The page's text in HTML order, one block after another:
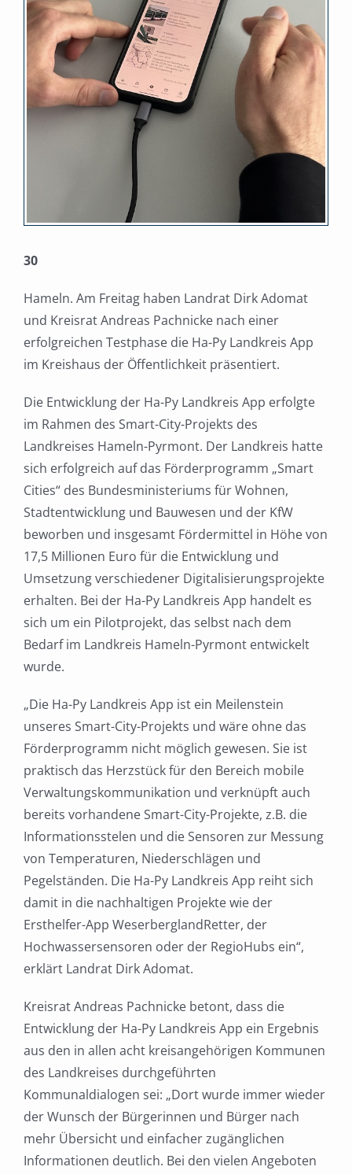
30
Hameln. Am Freitag haben Landrat Dirk Adomat
und Kreisrat Andreas Pachnicke nach einer
erfolgreichen Testphase die Ha-Py Landkreis App
im Kreishaus der Öffentlichkeit präsentiert.
Die Entwicklung der Ha-Py Landkreis App erfolgte
im Rahmen des Smart-City-Projekts des
Landkreises Hameln-Pyrmont. Der Landkreis hatte
sich erfolgreich auf das Förderprogramm „Smart
Cities“ des Bundesministeriums für Wohnen,
Stadtentwicklung und Bauwesen und der KfW
beworben und insgesamt Fördermittel in Höhe von
17,5 Millionen Euro für die Entwicklung und
Umsetzung verschiedener Digitalisierungsprojekte
erhalten. Bei der Ha-Py Landkreis App handelt es
sich um ein Pilotprojekt, das selbst nach dem
Bedarf im Landkreis Hameln-Pyrmont entwickelt
wurde.
„Die Ha-Py Landkreis App ist ein Meilenstein
unseres Smart-City-Projekts und wäre ohne das
Förderprogramm nicht möglich gewesen. Sie ist
praktisch das Herzstück für den Bereich mobile
Verwaltungskommunikation und verknüpft auch
bereits vorhandene Smart-City-Projekte, z.B. die
Informationsstelen und die Sensoren zur Messung
von Temperaturen, Niederschlägen und
Pegelständen. Die Ha-Py Landkreis App reiht sich
damit in die nachhaltigen Projekte wie der
Ersthelfer-App WeserberglandRetter, der
Hochwassersensoren oder der RegioHubs ein“,
erklärt Landrat Dirk Adomat.
Kreisrat Andreas Pachnicke betont, dass die
Entwicklung der Ha-Py Landkreis App ein Ergebnis
aus den in allen acht kreisangehörigen Kommunen
des Landkreises durchgeführten
Kommunaldialogen sei: „Dort wurde immer wieder
der Wunsch der Bürgerinnen und Bürger nach
mehr Übersicht und einfacher zugänglichen
Informationen deutlich. Bei den vielen Angeboten